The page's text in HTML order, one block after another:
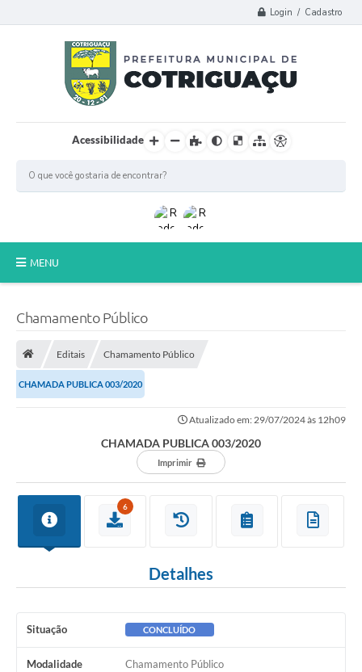
Login / Cadastro
Acessibilidade
MENU
A Prefeitura
Imprensa
Galeria de Fotos
Contratos
Ouvidoria
Audiências Públicas
Chamamento Público
Editais Chamamento Público
CHAMADA PUBLICA 003/2020
Atualizado em: 29/07/2024 às 12h09
CHAMADA PUBLICA 003/2020
Imprimir
6
Detalhes
Situação CONCLUÍDO
Modalidade Chamamento Público